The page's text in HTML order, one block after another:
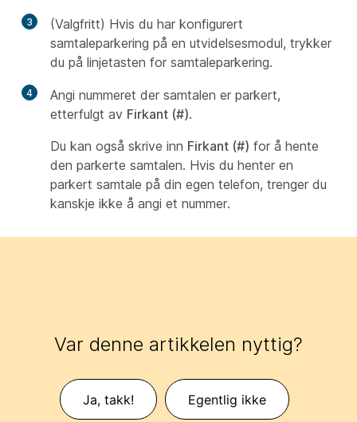
3
(Valgfritt) Hvis du har konfigurert
samtaleparkering på en utvidelsesmodul, trykker
du på linjetasten for samtaleparkering.
4
Angi nummeret der samtalen er parkert,
etterfulgt av Firkant (#).
Du kan også skrive inn Firkant (#) for å hente
den parkerte samtalen. Hvis du henter en
parkert samtale på din egen telefon, trenger du
kanskje ikke å angi et nummer.
Var denne artikkelen nyttig?
Ja, takk! Egentlig ikke